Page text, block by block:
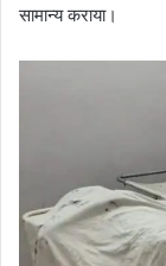
सामान्य कराया।